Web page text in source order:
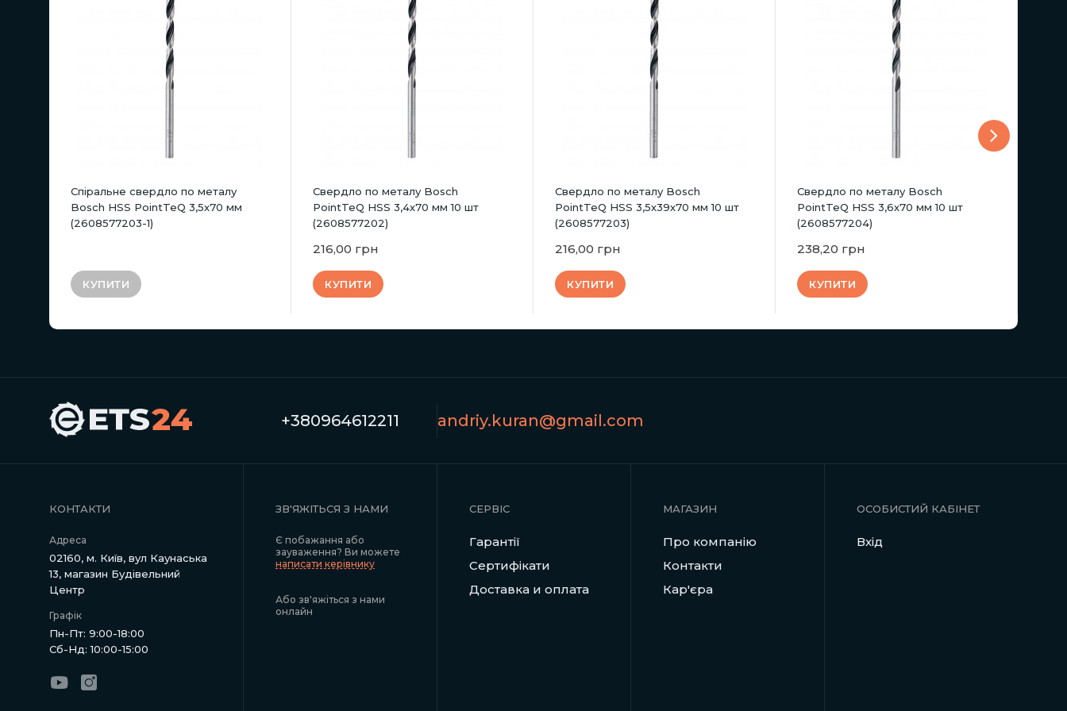
Спіральне свердло по металу
Bosch HSS PointTeQ 3,5х70 мм
(2608577203-1)
КУПИТИ
Свердло по металу Bosch
PointTeQ HSS 3,4х70 мм 10 шт
(2608577202)
216,00 грн
КУПИТИ
Свердло по металу Bosch
PointTeQ HSS 3,5х39х70 мм 10 шт
(2608577203)
216,00 грн
КУПИТИ
Свердло по металу Bosch
PointTeQ HSS 3,6х70 мм 10 шт
(2608577204)
238,20 грн
КУПИТИ
+380964612211 andriy.kuran@gmail.com
КОНТАКТИ
Адреса
02160, м. Київ, вул Каунаська
13, магазин Будівельний
Центр
Графік
Пн-Пт: 9:00-18:00
Сб-Нд: 10:00-15:00
ЗВ'ЯЖІТЬСЯ З НАМИ
Є побажання або
зауваження? Ви можете
написати керівнику
Або зв'яжіться з нами
онлайн
СЕРВІС
Гарантії
Сертифікати
Доставка и оплата
МАГАЗИН
Про компанію
Контакти
Кар'єра
ОСОБИСТИЙ КАБІНЕТ
Вхід